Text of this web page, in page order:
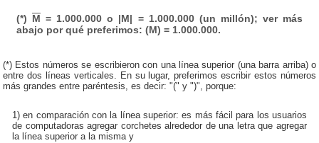
(*) M = 1.000.000 o |M| = 1.000.000 (un millón); ver más
abajo por qué preferimos: (M) = 1.000.000.
(*) Estos números se escribieron con una línea superior (una barra arriba) o
entre dos líneas verticales. En su lugar, preferimos escribir estos números
más grandes entre paréntesis, es decir: "(" y ")", porque:
1) en comparación con la línea superior: es más fácil para los usuarios
de computadoras agregar corchetes alrededor de una letra que agregar
la línea superior a la misma y